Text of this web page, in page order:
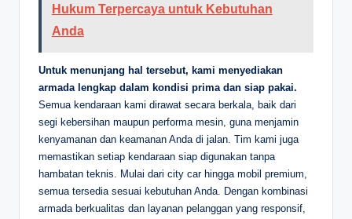
Hukum Terpercaya untuk Kebutuhan
Anda
Untuk menunjang hal tersebut, kami menyediakan
armada lengkap dalam kondisi prima dan siap pakai.
Semua kendaraan kami dirawat secara berkala, baik dari
segi kebersihan maupun performa mesin, guna menjamin
kenyamanan dan keamanan Anda di jalan. Tim kami juga
memastikan setiap kendaraan siap digunakan tanpa
hambatan teknis. Mulai dari city car hingga mobil premium,
semua tersedia sesuai kebutuhan Anda. Dengan kombinasi
armada berkualitas dan layanan pelanggan yang responsif,